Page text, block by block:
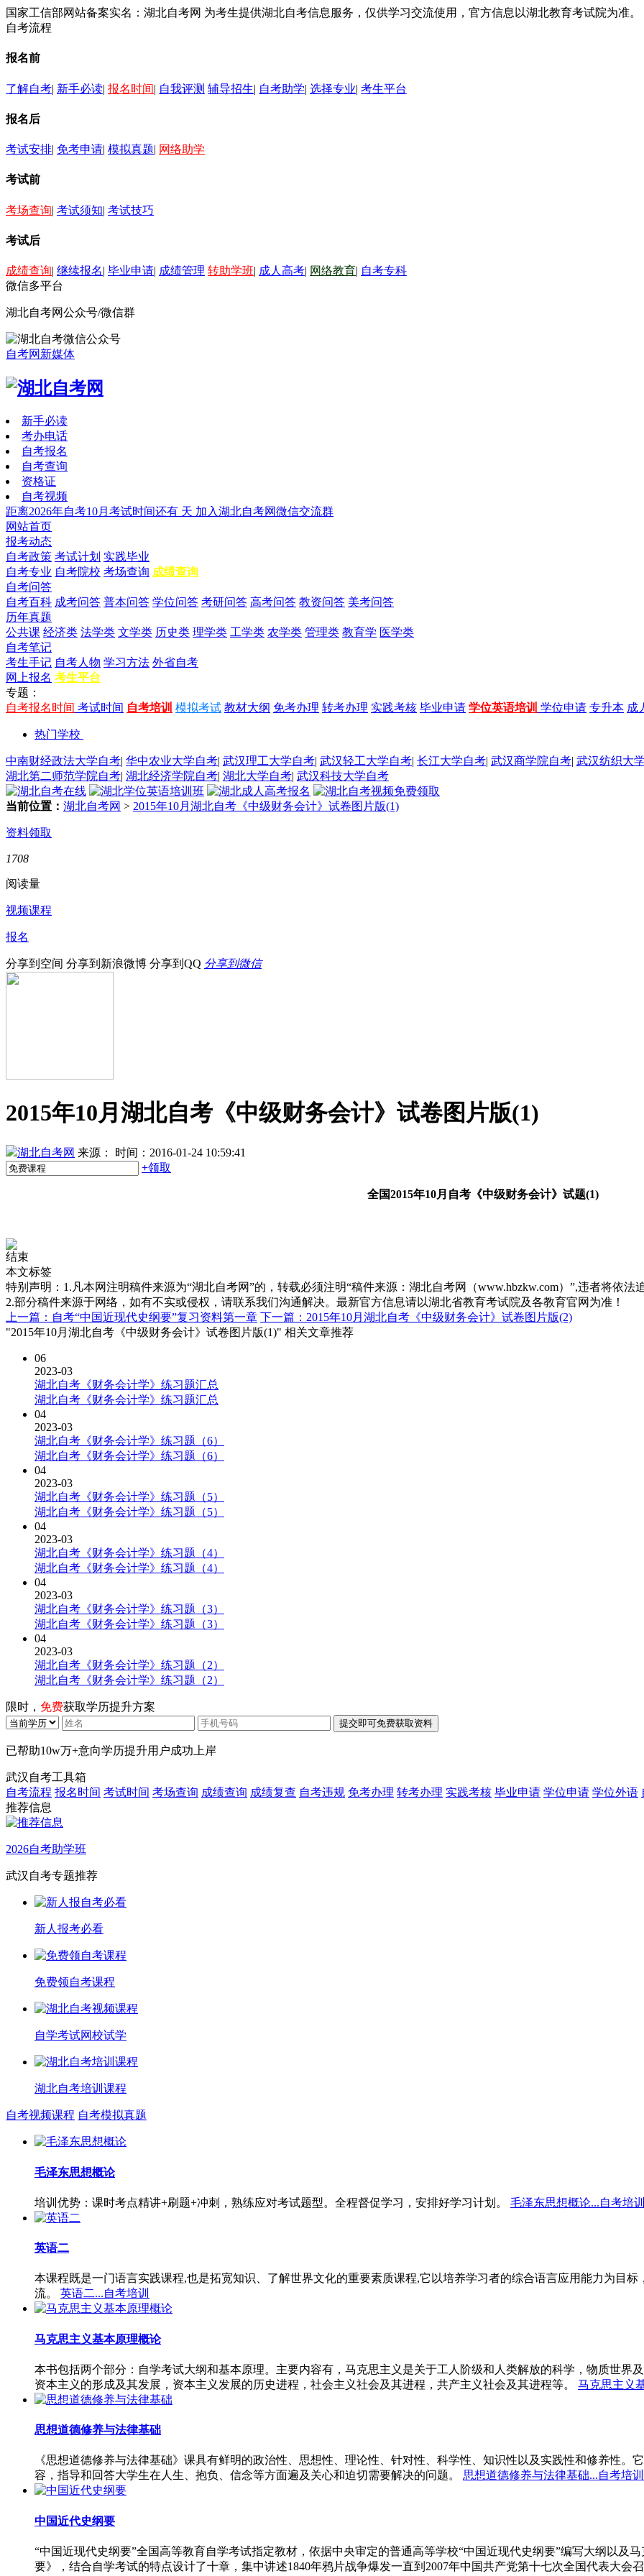
国家工信部网站备案实名：湖北自考网 为考生提供湖北自考信息服务，仅供学习交流使用，官方信息以湖北教育考试院为准。
自考流程
报名前
了解自考| 新手必读| 报名时间| 自我评测 辅导招生| 自考助学| 选择专业| 考生平台
报名后
考试安排| 免考申请| 模拟真题| 网络助学
考试前
考场查询| 考试须知| 考试技巧
考试后
成绩查询| 继续报名| 毕业申请| 成绩管理 转助学班| 成人高考| 网络教育| 自考专科
微信多平台
湖北自考网公众号/微信群
自考网新媒体
新手必读
考办电话
自考报名
自考查询
资格证
自考视频
距离2026年自考10月考试时间还有 天 加入湖北自考网微信交流群
网站首页
报考动态
自考政策 考试计划 实践毕业
自考专业 自考院校 考场查询 成绩查询
自考问答
自考百科 成考问答 普本问答 学位问答 考研问答 高考问答 教资问答 美考问答
历年真题
公共课 经济类 法学类 文学类 历史类 理学类 工学类 农学类 管理类 教育学 医学类
自考笔记
考生手记 自考人物 学习方法 外省自考
网上报名 考生平台
专题：
自考报名时间 考试时间 自考培训 模拟考试 教材大纲 免考办理 转考办理 实践考核 毕业申请 学位英语培训 学位申请 专升本 成
热门学校
中南财经政法大学自考| 华中农业大学自考| 武汉理工大学自考| 武汉轻工大学自考| 长江大学自考| 武汉商学院自考| 武汉纺织大
湖北第二师范学院自考| 湖北经济学院自考| 湖北大学自考| 武汉科技大学自考
当前位置： 湖北自考网 > 2015年10月湖北自考《中级财务会计》试卷图片版(1)
资料领取
1708
阅读量
视频课程
报名
分享到空间 分享到新浪微博 分享到QQ 分享到微信
2015年10月湖北自考《中级财务会计》试卷图片版(1)
湖北自考网 来源：
时间：2016-01-24 10:59:41
+领取
全国2015年10月自考《中级财务会计》试题(1)
结束
本文标签
特别声明：1.凡本网注明稿件来源为“湖北自考网”的，转载必须注明“稿件来源：湖北自考网（www.hbzkw.com）”,违者将依法
2.部分稿件来源于网络，如有不实或侵权，请联系我们沟通解决。最新官方信息请以湖北省教育考试院及各教育官网为准！
上一篇：自考“中国近现代史纲要”复习资料第一章 下一篇：2015年10月湖北自考《中级财务会计》试卷图片版(2)
"2015年10月湖北自考《中级财务会计》试卷图片版(1)" 相关文章推荐
06
2023-03
湖北自考《财务会计学》练习题汇总
湖北自考《财务会计学》练习题汇总
04
2023-03
湖北自考《财务会计学》练习题（6）
湖北自考《财务会计学》练习题（6）
04
2023-03
湖北自考《财务会计学》练习题（5）
湖北自考《财务会计学》练习题（5）
04
2023-03
湖北自考《财务会计学》练习题（4）
湖北自考《财务会计学》练习题（4）
04
2023-03
湖北自考《财务会计学》练习题（3）
湖北自考《财务会计学》练习题（3）
04
2023-03
湖北自考《财务会计学》练习题（2）
湖北自考《财务会计学》练习题（2）
限时， 免费获取学历提升方案
已帮助10w万+意向学历提升用户成功上岸
武汉自考工具箱
自考流程 报名时间 考试时间 考场查询 成绩查询 成绩复查 自考违规 免考办理 转考办理 实践考核 毕业申请 学位申请 学位外语
推荐信息
2026自考助学班
武汉自考专题推荐
新人报考必看
免费领自考课程
自学考试网校试学
湖北自考培训课程
自考视频课程 自考模拟真题
毛泽东思想概论
培训优势：课时考点精讲+刷题+冲刺，熟练应对考试题型。全程督促学习，安排好学习计划。 毛泽东思想概论...自考培训
英语二
本课程既是一门语言实践课程,也是拓宽知识、了解世界文化的重要素质课程,它以培养学习者的综合语言应用能力为目
流。
英语二...自考培训
马克思主义基本原理概论
本书包括两个部分：自学考试大纲和基本原理。主要内容有，马克思主义是关于工人阶级和人类解放的科学，物质世界
资本主义的形成及其发展，资本主义发展的历史进程，社会主义社会及其进程，共产主义社会及其进程等。
马克思主义
思想道德修养与法律基础
《思想道德修养与法律基础》课具有鲜明的政治性、思想性、理论性、针对性、科学性、知识性以及实践性和修养性。
容，指导和回答大学生在人生、抱负、信念等方面遍及关心和迫切需要解决的问题。
思想道德修养与法律基础...自考培训
中国近代史纲要
“中国近现代史纲要”全国高等教育自学考试指定教材，依据中央审定的普通高等学校“中国近现代史纲要”编写大纲以及
要》，结合自学考试的特点设计了十章，集中讲述1840年鸦片战争爆发一直到2007年中国共产党第十七次全国代表大会